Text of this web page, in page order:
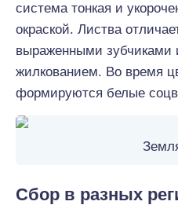
система тонкая и
окраской. Листва
выраженными зубчиками
жилкованием. Во время
формируются белые
Сбор в разных